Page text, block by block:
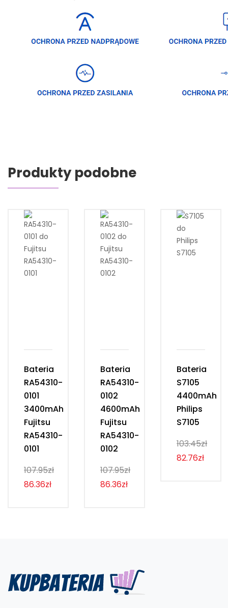
Produkty podobne
Bateria
RA54310-
0101
3400mAh
Fujitsu
RA54310-
0101
107.95zł
86.36zł
Bateria
RA54310-
0102
4600mAh
Fujitsu
RA54310-
0102
107.95zł
86.36zł
Bateria
S7105
4400mAh
Philips
S7105
103.45zł
82.76zł